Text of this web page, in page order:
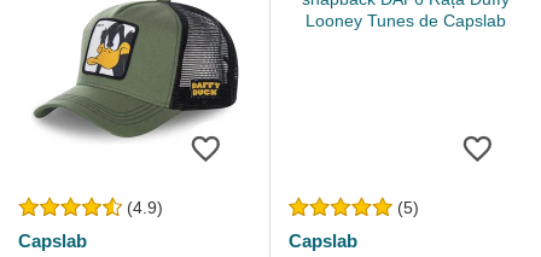
(4.9)
Capslab
(5)
Capslab